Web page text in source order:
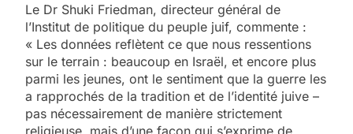
Le Dr Shuki Friedman, directeur général de
l’Institut de politique du peuple juif, commente :
« Les données reflètent ce que nous ressentions
sur le terrain : beaucoup en Israël, et encore plus
parmi les jeunes, ont le sentiment que la guerre les
a rapprochés de la tradition et de l’identité juive –
pas nécessairement de manière strictement
religieuse, mais d’une façon qui s’exprime de